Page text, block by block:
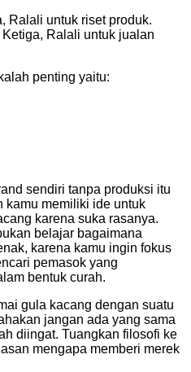
Ralali untuk riset produk.
Ralali untuk jualan
penting yaitu:
sendiri tanpa produksi itu
kamu memiliki ide untuk
karena suka rasanya.
belajar bagaimana
karena kamu ingin fokus
pemasok yang
bentuk curah.
gula kacang dengan suatu
jangan ada yang sama
diingat. Tuangkan filosofi ke
mengapa memberi merek